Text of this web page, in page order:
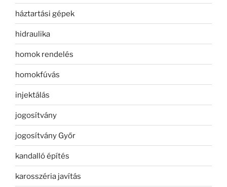
háztartási gépek
hidraulika
homok rendelés
homokfúvás
injektálás
jogosítvány
jogosítvány Győr
kandalló építés
karosszéria javítás